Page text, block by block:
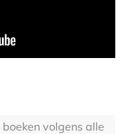
volgens alle